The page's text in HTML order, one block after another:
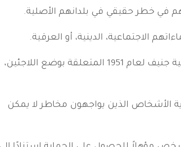
في خطر حقيقي في بلدانهم الأصلية.
الاجتماعية، الدينية، أو العرقية.
يُعتبر هذا الحق جزءاً من القانون الدولي، وهو محمي بموجب اتفاقيات دولية مثل اتفاقية جنيف لعام 1951 المتعلقة بوضع اللاجئين،
الأشخاص الذين يواجهون مخاطر لا يمكن